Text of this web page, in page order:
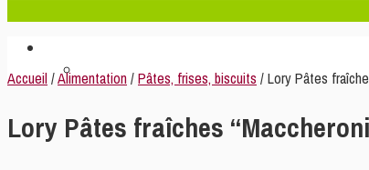
Accueil/Alimentation/Pâtes, frises, biscuits / Lory Pâtes
Lory Pâtes fraîches